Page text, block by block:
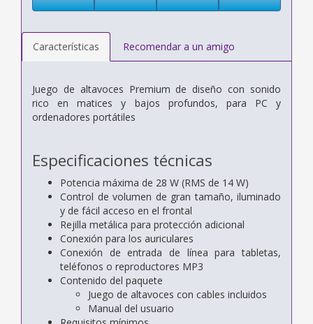
Características Recomendar a un amigo
Juego de altavoces Premium de diseño con sonido
rico en matices y bajos profundos, para PC y
ordenadores portátiles
Especificaciones técnicas
Potencia máxima de 28 W (RMS de 14 W)
Control de volumen de gran tamaño, iluminado
y de fácil acceso en el frontal
Rejilla metálica para protección adicional
Conexión para los auriculares
Conexión de entrada de línea para tabletas,
teléfonos o reproductores MP3
Contenido del paquete
Juego de altavoces con cables incluidos
Manual del usuario